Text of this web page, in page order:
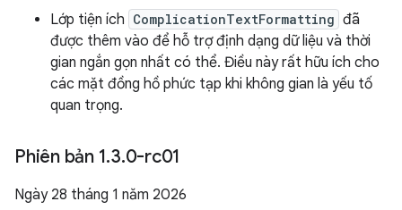
Lớp tiện ích ComplicationTextFormatting đã
được thêm vào để hỗ trợ định dạng dữ liệu và thời
gian ngắn gọn nhất có thể. Điều này rất hữu ích cho
các mặt đồng hồ phức tạp khi không gian là yếu tố
quan trọng.
Phiên bản 1.3.0-rc01
Ngày 28 tháng 1 năm 2026